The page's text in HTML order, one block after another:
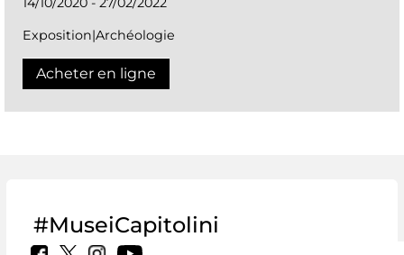
Exposition|Archéologie
Acheter en ligne
#MuseiCapitolini